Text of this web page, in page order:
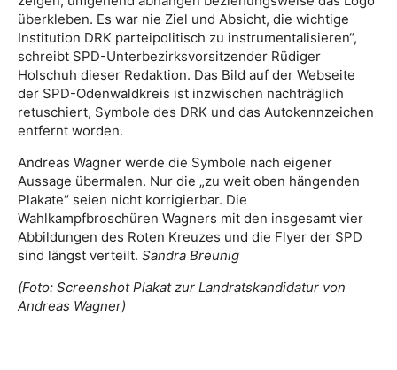
überkleben. Es war nie Ziel und Absicht, die wichtige
Institution DRK parteipolitisch zu instrumentalisieren“,
schreibt SPD-Unterbezirksvorsitzender Rüdiger
Holschuh dieser Redaktion. Das Bild auf der Webseite
der SPD-Odenwaldkreis ist inzwischen nachträglich
retuschiert, Symbole des DRK und das Autokennzeichen
entfernt worden.
Andreas Wagner werde die Symbole nach eigener
Aussage übermalen. Nur die „zu weit oben hängenden
Plakate“ seien nicht korrigierbar. Die
Wahlkampfbroschüren Wagners mit den insgesamt vier
Abbildungen des Roten Kreuzes und die Flyer der SPD
sind längst verteilt. Sandra Breunig
(Foto: Screenshot Plakat zur Landratskandidatur von
Andreas Wagner)